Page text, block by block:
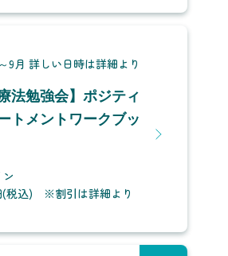
9月 詳しい日時は詳細より
法勉強会】ポジティ
トメントワークブッ
(税込) ※割引は詳細より